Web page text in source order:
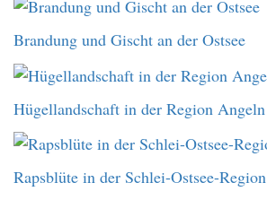
Brandung und Gischt an der Ostsee
Hügellandschaft in der Region Angeln
Rapsblüte in der Schlei-Ostsee-Region